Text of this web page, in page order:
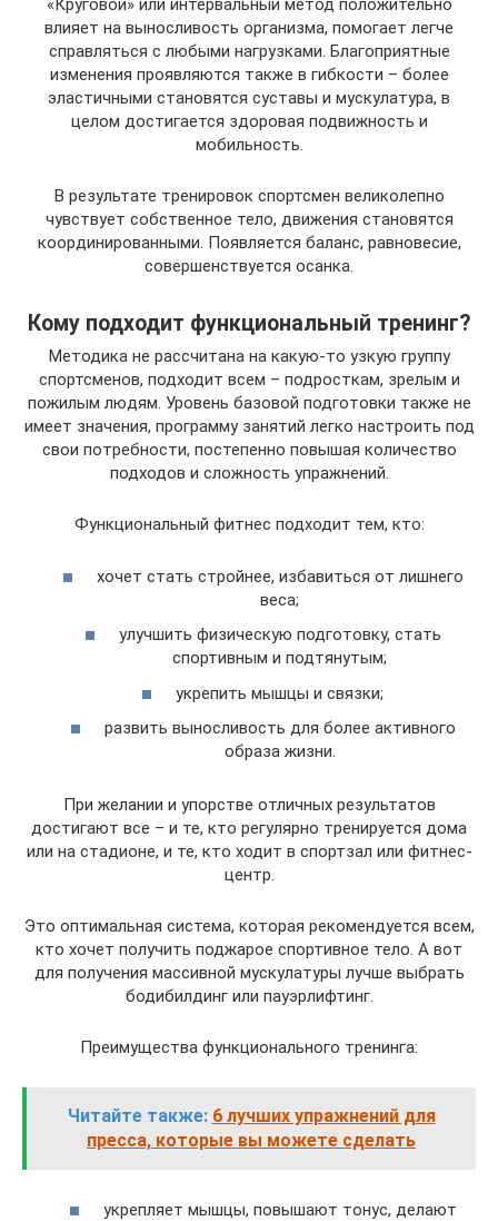
«Круговой» или интервальный метод положительно
влияет на выносливость организма, помогает легче
справляться с любыми нагрузками. Благоприятные
изменения проявляются также в гибкости – более
эластичными становятся суставы и мускулатура, в
целом достигается здоровая подвижность и
мобильность.
В результате тренировок спортсмен великолепно
чувствует собственное тело, движения становятся
координированными. Появляется баланс, равновесие,
совершенствуется осанка.
Кому подходит функциональный тренинг?
Методика не рассчитана на какую-то узкую группу
спортсменов, подходит всем – подросткам, зрелым и
пожилым людям. Уровень базовой подготовки также не
имеет значения, программу занятий легко настроить под
свои потребности, постепенно повышая количество
подходов и сложность упражнений.
Функциональный фитнес подходит тем, кто:
хочет стать стройнее, избавиться от лишнего
веса;
улучшить физическую подготовку, стать
спортивным и подтянутым;
укрепить мышцы и связки;
развить выносливость для более активного
образа жизни.
При желании и упорстве отличных результатов
достигают все – и те, кто регулярно тренируется дома
или на стадионе, и те, кто ходит в спортзал или фитнес-
центр.
Это оптимальная система, которая рекомендуется всем,
кто хочет получить поджарое спортивное тело. А вот
для получения массивной мускулатуры лучше выбрать
бодибилдинг или пауэрлифтинг.
Преимущества функционального тренинга:
Читайте также: 6 лучших упражнений для
пресса, которые вы можете сделать
укрепляет мышцы, повышают тонус, делают